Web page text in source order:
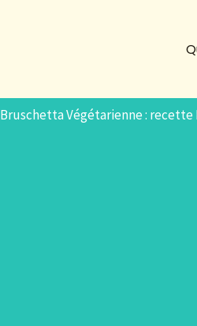
Bruschetta Végétarienne : recette